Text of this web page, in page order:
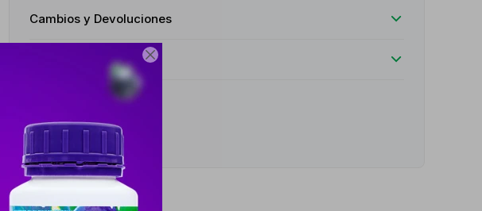

Cambios y Devoluciones
Medios de pago
Características
Receta Venta libre